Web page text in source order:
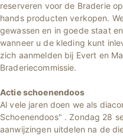
reserveren voor de Braderie
hands producten verkopen.
gewassen en in goede staat
wanneer u de kleding kunt
zich aanmelden bij Evert en
Braderiecommissie.
Actie schoenendoos
Al vele jaren doen we als
Schoenendoos" . Zondag 28
aanwijzingen uitdelen na de